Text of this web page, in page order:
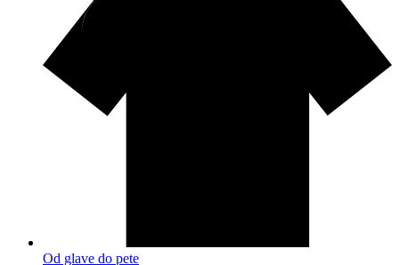
Od glave do pete